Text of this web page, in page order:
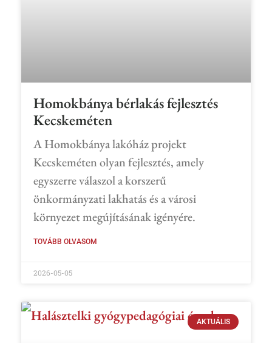
Homokbánya bérlakás fejlesztés
Kecskeméten
A Homokbánya lakóház projekt
Kecskeméten olyan fejlesztés, amely
egyszerre válaszol a korszerű
önkormányzati lakhatás és a városi
környezet megújításának igényére.
TOVÁBB OLVASOM
2026-05-05
AKTUÁLIS